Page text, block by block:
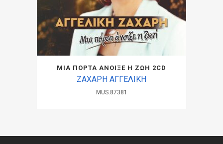
ΜΙΑ ΠΟΡΤΑ ΑΝΟΙΞΕ Η ΖΩΗ 2CD
ΖΑΧΑΡΗ ΑΓΓΕΛΙΚΗ
MUS.87381